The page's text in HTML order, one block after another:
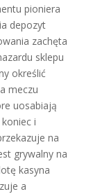
pioniera
depozyt
zachęta
sklepu
określić
meczu
uosabiają
i
na
grywalny na
kasyna
a